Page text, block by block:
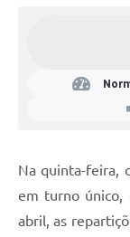
Na quinta-feira,
em turno único,
abril, as